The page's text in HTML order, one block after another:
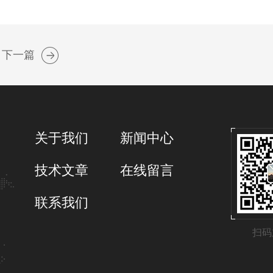
下一篇
扫
关于我们 新闻中心
技术文章 在线留言
联系我们